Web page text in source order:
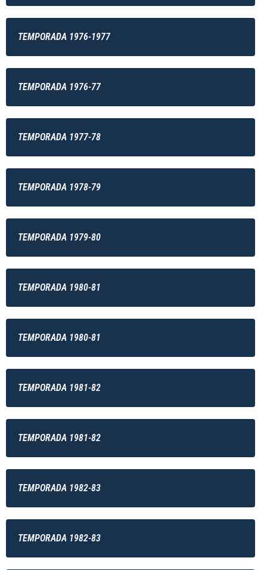
TEMPORADA 1976-1977
TEMPORADA 1976-77
TEMPORADA 1977-78
TEMPORADA 1978-79
TEMPORADA 1979-80
TEMPORADA 1980-81
TEMPORADA 1980-81
TEMPORADA 1981-82
TEMPORADA 1981-82
TEMPORADA 1982-83
TEMPORADA 1982-83